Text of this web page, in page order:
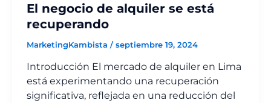
El negocio de alquiler se está
recuperando
MarketingKambista /septiembre 19, 2024
Introducción El mercado de alquiler en Lima
está experimentando una recuperación
significativa, reflejada en una reducción del